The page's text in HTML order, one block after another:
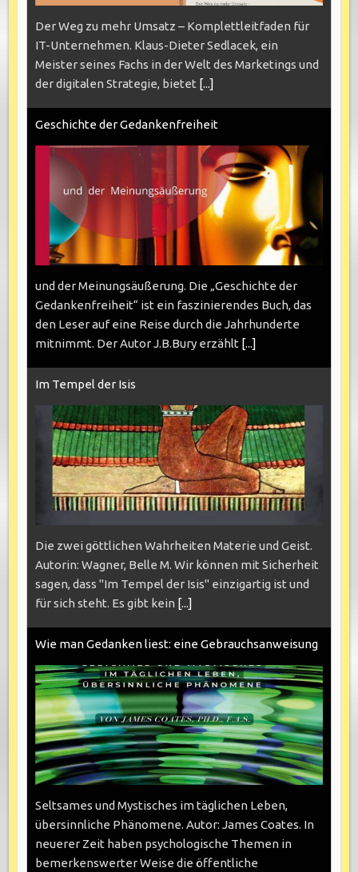
Der Weg zu mehr Umsatz – Komplettleitfaden für
IT-Unternehmen. Klaus-Dieter Sedlacek, ein
Meister seines Fachs in der Welt des Marketings und
der digitalen Strategie, bietet [...]
Geschichte der Gedankenfreiheit
und der Meinungsäußerung. Die „Geschichte der
Gedankenfreiheit“ ist ein faszinierendes Buch, das
den Leser auf eine Reise durch die Jahrhunderte
mitnimmt. Der Autor J.B.Bury erzählt [...]
Im Tempel der Isis
Die zwei göttlichen Wahrheiten Materie und Geist.
Autorin: Wagner, Belle M. Wir können mit Sicherheit
sagen, dass "Im Tempel der Isis" einzigartig ist und
für sich steht. Es gibt kein [...]
Wie man Gedanken liest: eine Gebrauchsanweisung
Seltsames und Mystisches im täglichen Leben,
übersinnliche Phänomene. Autor: James Coates. In
neuerer Zeit haben psychologische Themen in
bemerkenswerter Weise die öffentliche